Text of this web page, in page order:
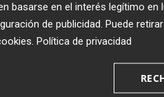
dado forma a su
lugares comunes y
este recorrido
Verdugo.
basarse en el interés legítimo
de publicidad . Puede
Política de privacidad